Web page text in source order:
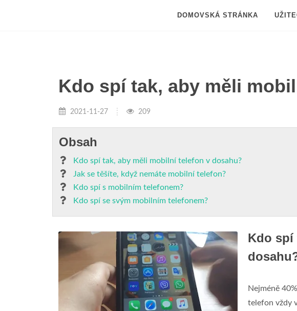
DOMOVSKÁ STRÁNKA
Kdo spí tak, aby měli
2021-11-27 209
Obsah
Kdo spí tak, aby měli mobilní telefon v dosahu?
Jak se těšíte, když nemáte mobilní telefon?
Kdo spí s mobilním telefonem?
Kdo spí se svým mobilním telefonem?
Kdo spí
Nejméně
telefon vždy